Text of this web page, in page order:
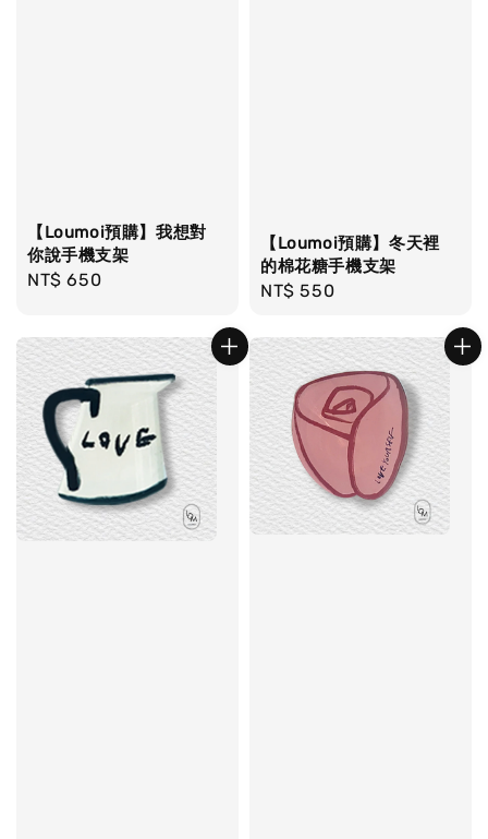
【Loumoi預購】我想對
你說手機支架
Regular
NT$ 650
【Loumoi預購】冬天裡
的棉花糖手機支架
Regular
NT$ 550